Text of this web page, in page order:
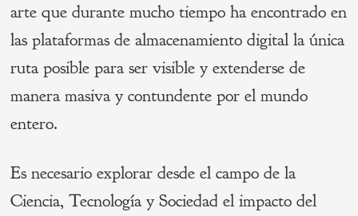
arte que durante mucho tiempo ha encontrado en
las plataformas de almacenamiento digital la única
ruta posible para ser visible y extenderse de
manera masiva y contundente por el mundo
entero.
Es necesario explorar desde el campo de la
Ciencia, Tecnología y Sociedad el impacto del